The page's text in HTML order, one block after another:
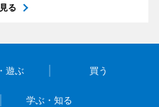
る
遊ぶ 買う
学ぶ・知る